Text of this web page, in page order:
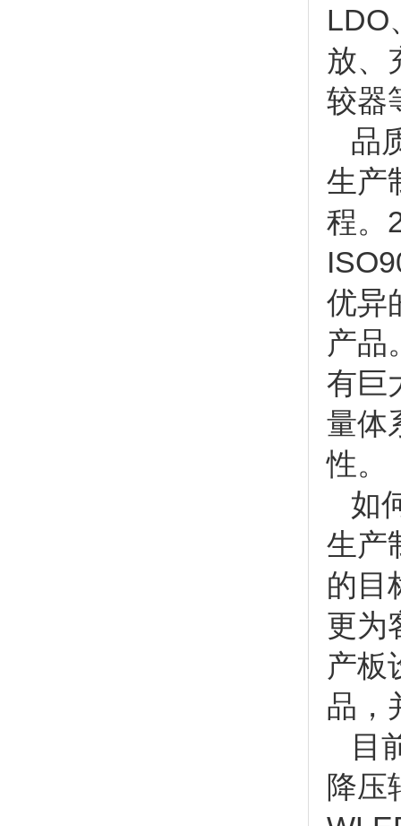
LDO
放、
较器
品
生产
程。
优异
产品
有巨
量体
性。
如
生产
的目
更为
产板
品，
目
降压